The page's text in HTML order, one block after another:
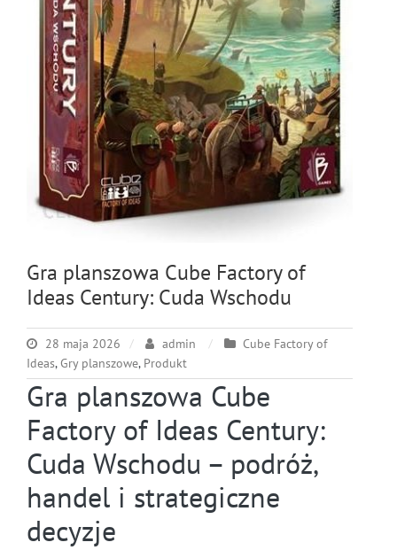
Gra planszowa Cube Factory of
Ideas Century: Cuda Wschodu
28 maja 2026 admin
Cube Factory of
Ideas,Gry planszowe, Produkt
Gra planszowa Cube
Factory of Ideas Century:
Cuda Wschodu – podróż,
handel i strategiczne
decyzje